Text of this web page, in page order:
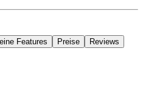
Features Preise Reviews